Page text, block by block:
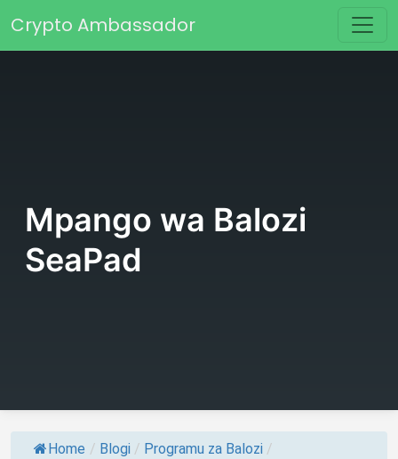
Main Navigation
Crypto Ambassador
Mpango wa Balozi
SeaPad
Home / Blogi / Programu za Balozi /